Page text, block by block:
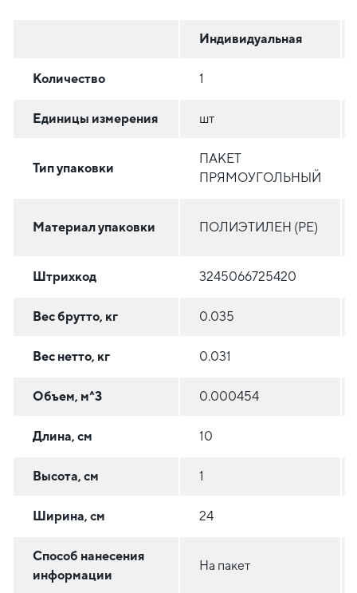
Индивидуальная
Количество 1
Единицы измерения шт
Тип упаковки
ПАКЕТ
ПРЯМОУГОЛЬНЫЙ
Материал упаковки ПОЛИЭТИЛЕН (PE)
Штрихкод 3245066725420
Вес брутто, кг 0.035
Вес нетто, кг 0.031
Объем, м^3 0.000454
Длина, см 10
Высота, см 1
Ширина, см 24
Способ нанесения
информации
На пакет